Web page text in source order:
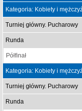
Kategoria: Kobiety i
Turniej główny. Pucharowy
Runda
Półfinał
Kategoria: Kobiety i
Turniej główny. Pucharowy
Runda